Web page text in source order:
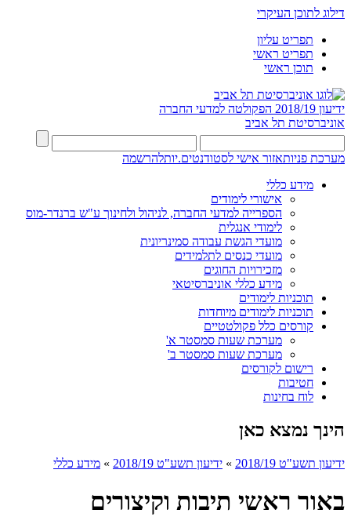
דילוג לתוכן העיקרי
תפריט עליון
תפריט ראשי
תוכן ראשי
ידיעון 2018/19
הפקולטה למדעי החברה
אוניברסיטת תל אביב
מערכת פניותאזור אישי לסטודנטים.יותלהרשמה
מידע כללי
אישורי לימודים
הספרייה למדעי החברה, לניהול ולחינוך ע"ש ברנדר-מוס
לימודי אנגלית
מועדי הגשת עבודה סמינריונית
מועדי כנסים לתלמידים
מזכירויות החוגים
מידע כללי אוניברסיטאי
תוכניות לימודים
תוכניות לימודים מיוחדות
קורסים כלל פקולטטיים
מערכת שעות סמסטר א'
מערכת שעות סמסטר ב'
רישום לקורסים
חטיבות
לוח בחינות
הינך נמצא כאן
ידיעון תשע"ט 2018/19 » ידיעון תשע"ט 2018/19 » מידע כללי
באור ראשי תיבות וקיצורים